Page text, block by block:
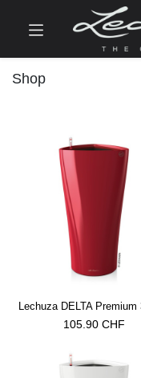
Shop
105.90 CHF